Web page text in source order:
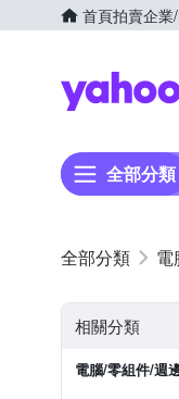
首頁拍賣企業
全部分類
電
相關分類
電腦/零組件/週